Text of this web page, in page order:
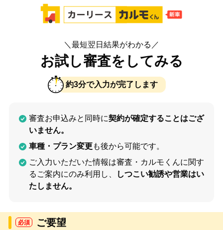
＼最短翌日結果がわかる／
お試し審査をしてみる
約3分で入力が完了します
審査お申込みと同時に契約が確定することはござ
いません。
車種・プラン変更も後から可能です。
ご入力いただいた情報は審査・カルモくんに関す
るご案内にのみ利用し、
しつこい勧誘や営業はい
たしません。
必須 ご要望